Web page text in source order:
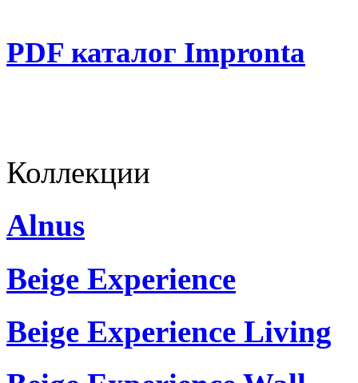
PDF каталог Impronta
Коллекции
Alnus
Beige Experience
Beige Experience Living